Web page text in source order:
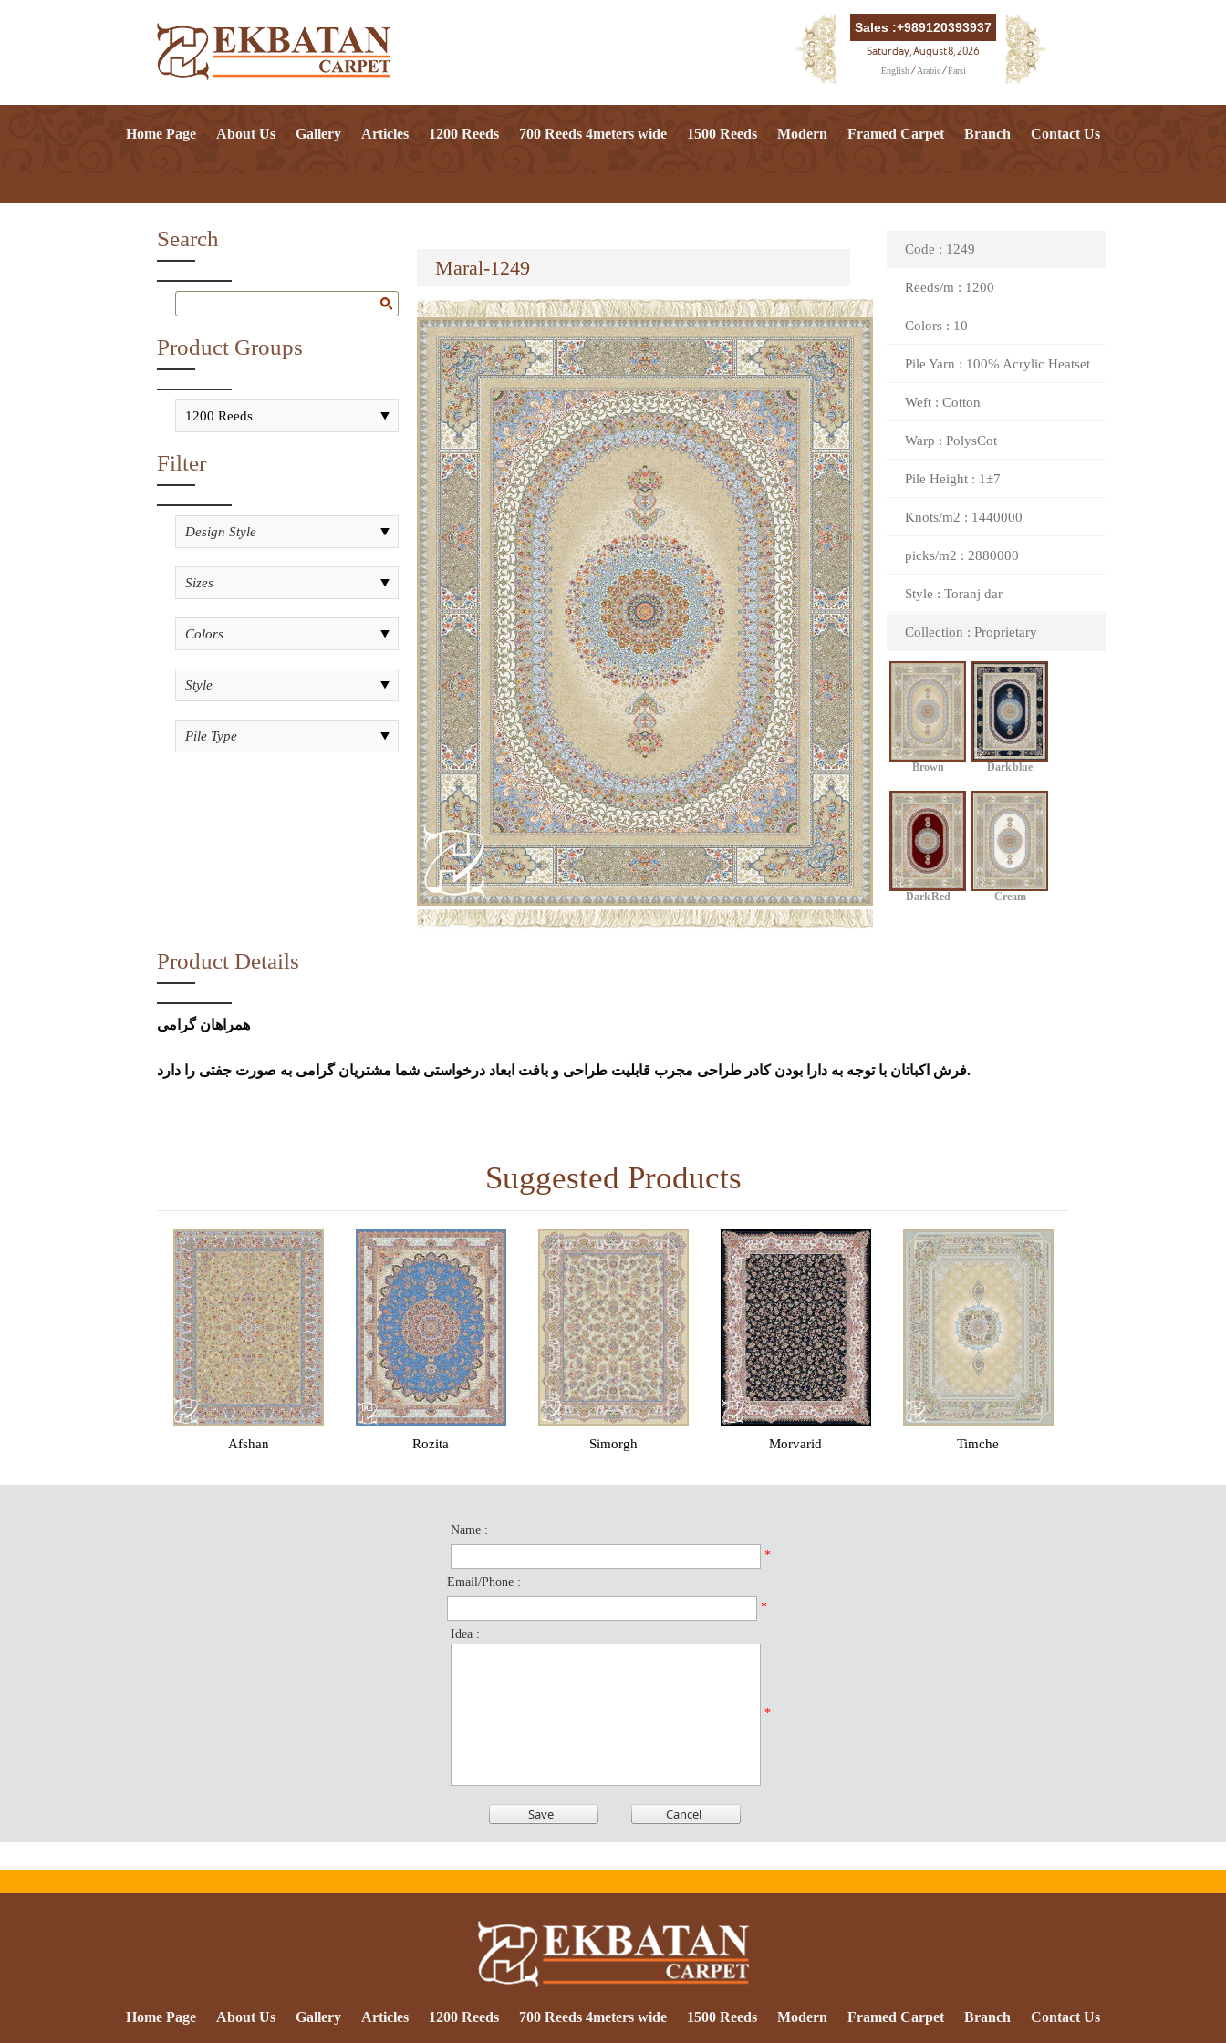
Sales :+989120393937
Saturday, August 8, 2026
English/ Arabic/ Farsi
Home Page About Us Gallery Articles 1200 Reeds 700 Reeds 4meters wide 1500 Reeds Modern Framed Carpet Branch Contact Us
Search
Product Groups
Filter
Maral-1249
Code : 1249
Reeds/m : 1200
Colors : 10
Pile Yarn : 100% Acrylic Heatset
Weft : Cotton
Warp : PolysCot
Pile Height : 1±7
Knots/m2 : 1440000
picks/m2 : 2880000
Style : Toranj dar
Collection : Proprietary
Brown Dark blue
Dark Red Cream
Product Details
همراهان گرامی
فرش اکباتان با توجه به دارا بودن کادر طراحی مجرب قابلیت طراحی و بافت ابعاد درخواستی شما مشتریان گرامی به صورت جفتی را دارد.
Suggested Products
Rozita Simorgh Morvarid Timche Golsar
Name :
*
Email/Phone :
*
Idea :
*
Home Page About Us Gallery Articles 1200 Reeds 700 Reeds 4meters wide 1500 Reeds Modern Framed Carpet Branch Contact Us